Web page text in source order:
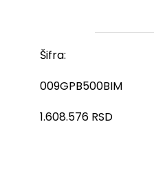
Šifra:
009GPB500BIM
1.608.576 RSD